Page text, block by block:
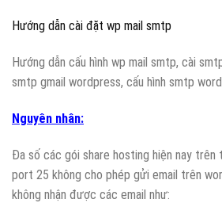
Hướng dẫn cài đặt wp mail smtp
Hướng dẫn cấu hình wp mail smtp, cài
smtp gmail wordpress, cấu hình smtp
Nguyên nhân:
Đa số các gói share hosting hiện nay trên
port 25 không cho phép gửi email trên
không nhận được các email như: